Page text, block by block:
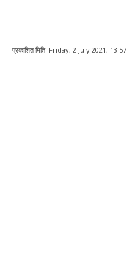
प्रकाशित मिति: Friday, 2 July 2021, 13:57